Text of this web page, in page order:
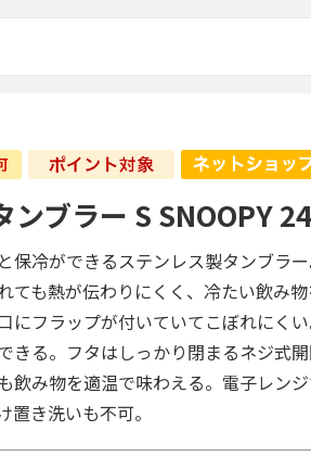
ンブラー S SNOOPY
保冷ができるステンレス製タンブラー
ても熱が伝わりにくく、冷たい飲み
にフラップが付いていてこぼれにく
きる。フタはしっかり閉まるネジ式
飲み物を適温で味わえる。電子レン
置き洗いも不可。